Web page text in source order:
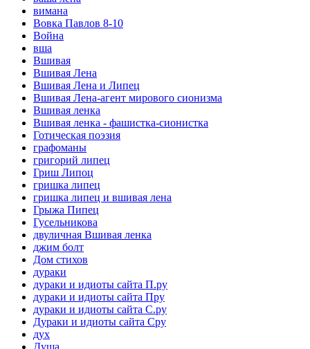
вимана
Вовка Павлов 8-10
Война
вша
Вшивая
Вшивая Лена
Вшивая Лена и Липец
Вшивая Лена-агент мирового сионизма
Вшивая ленка
Вшивая ленка - фашистка-сионистка
Готическая поэзия
графоманы
григорий липец
Гриш Липоц
гришка липец
гришка липец и вшивая лена
Грыжа Пипец
Гусельникова
двуличная Вшивая ленка
джим болт
Дом стихов
дураки
дураки и идиоты сайта П.ру
дураки и идиоты сайта Пру
дураки и идиоты сайта С.ру
Дураки и идиоты сайта Сру
дух
Душа